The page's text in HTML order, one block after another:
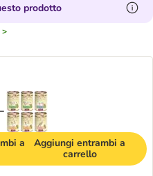
prodotto
>
a
Aggiungi entrambi a
carrello